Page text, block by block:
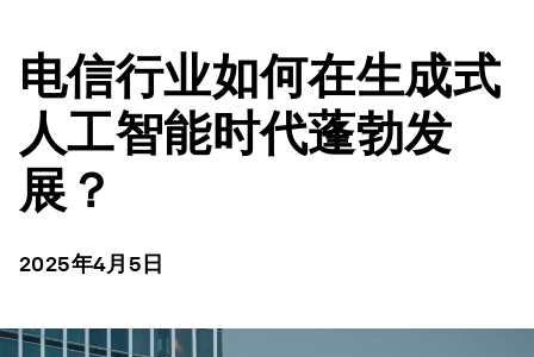
电信行业如何在生成式
人工智能时代蓬勃发
展？
2025年4月5日